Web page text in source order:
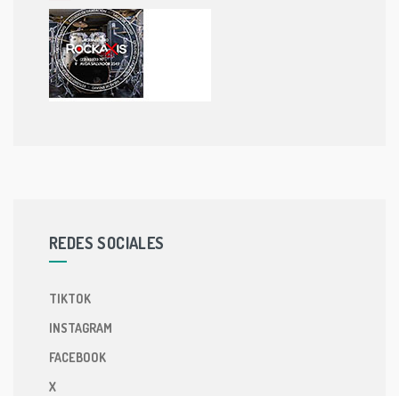
REDES SOCIALES
TIKTOK
INSTAGRAM
FACEBOOK
X